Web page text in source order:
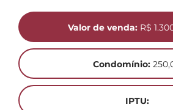
Valor de venda: R$
Condomínio:
IPTU: